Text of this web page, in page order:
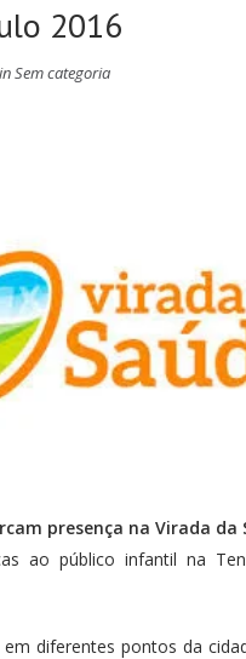
2016
inSem categoria
presença na Virada da
ao público infantil na
diferentes pontos da